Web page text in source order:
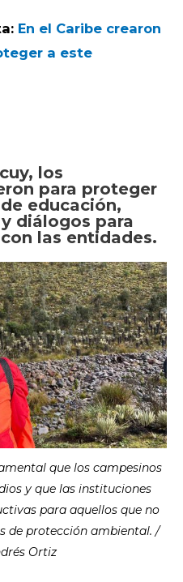
En el Caribe crearon
a este
los
para proteger
educación,
diálogos para
las entidades.
que los campesinos
y que las instituciones
para aquellos que no
de protección ambiental. /
Ortiz